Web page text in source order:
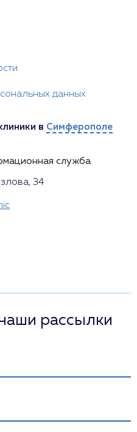
данных
в Симферополе
служба
34
рассылки